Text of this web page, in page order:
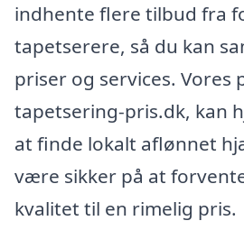
indhente flere tilbud fra
tapetserere, så du kan
priser og services. Vores
tapetsering-pris.dk, kan
at finde lokalt aflønnet
være sikker på at
kvalitet til en rimelig pris.